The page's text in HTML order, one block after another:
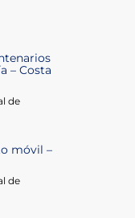
– Costa
de
móvil –
de